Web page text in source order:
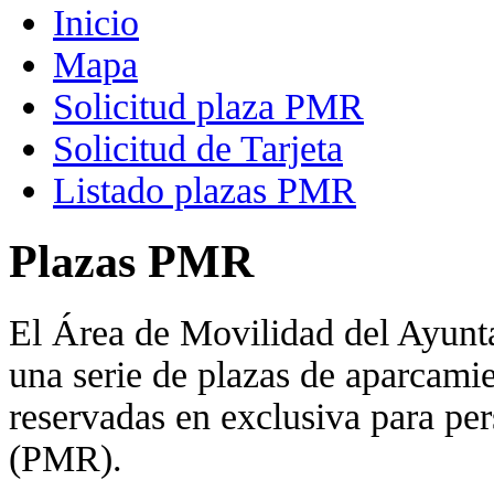
Inicio
Mapa
Solicitud plaza PMR
Solicitud de Tarjeta
Listado plazas PMR
Plazas PMR
El Área de Movilidad del
una serie de plazas de
reservadas en exclusiva para
(PMR).